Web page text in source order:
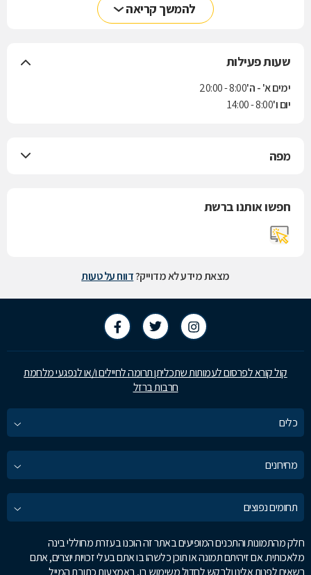
להמשך קריאה
שעות פעילות
ימים א' - ה'8:00 - 20:00
יום ו'8:00 - 14:00
מפה
חפשו אותנו ברשת
מצאת מידע לא מדוייק?דווח על טעות
קול קורא לפרסום לעמותות שתכליתן תרומה לחיילים ו/או לנפגעי מלחמת
חרבות ברזל
כלים
מחירונים
תחומים נפוצים
חלק מהתמונות והתכנים המופיעים באתר זה הוכנו בעזרת מחוללי בינה
מלאכותית. אם זיהיתם תמונה או תוכן כלשהו בו אתם בעלי זכויות יוצרים, אתם
רשאים לפנות אלינו ולבקש לחדול משימוש בו, באמצעות כתובת המייל